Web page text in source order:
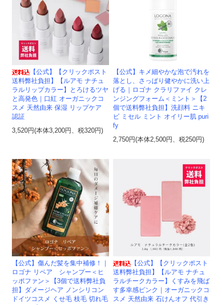
【公式】【クリックポスト
送料弊社負担】【ルアモ ナチュ
ラルリップカラー】とろけるツヤ
と高発色｜口紅 オーガニックコ
スメ 天然由来 保湿 リップケア
認証
3,520円(本体3,200円、税320円)
【公式】キメ細やかな泡で汚れを
落とし、さっぱり健やかに洗い上
げる｜ロゴナ クラリファイ クレ
ンジングフォーム＜ミント＞【2
個で送料弊社負担】洗顔料 ニキ
ビ ミセル ミント オイリー肌 puri
fy
2,750円(本体2,500円、税250円)
【公式】傷んだ髪を集中補修！｜
ロゴナ リペア シャンプー＜ヒ
ッポファン＞【3個で送料弊社負
担】ダメージヘア ノンシリコン
ドイツコスメ くせ毛 枝毛 切れ毛
【公式】【クリックポスト
送料弊社負担】【ルアモ ナチュ
ラルチークカラー】くすみを飛ば
す多幸感ピンク｜オーガニックコ
スメ 天然由来 石けんオフ 代引き